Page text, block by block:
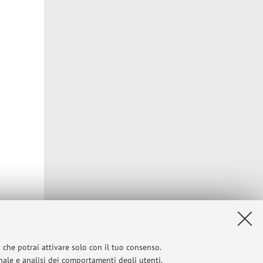
potrai attivare solo con il tuo consenso.
e analisi dei comportamenti degli utenti.